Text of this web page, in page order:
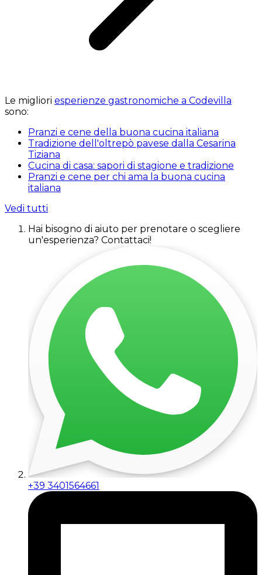
Le migliori esperienze gastronomiche a Codevilla
sono:
Pranzi e cene della buona cucina italiana
Tradizione dell'oltrepò pavese dalla Cesarina
Tiziana
Cucina di casa: sapori di stagione e tradizione
Pranzi e cene per chi ama la buona cucina
italiana
Vedi tutti
Hai bisogno di aiuto per prenotare o scegliere
un'esperienza? Contattaci!
+39 3401564661